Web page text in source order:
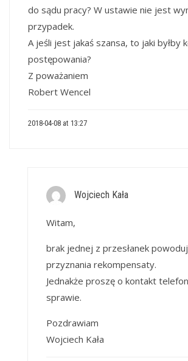
do sądu pracy? W ustawie nie jest
przypadek.
A jeśli jest jakaś szansa, to jaki byłby
postępowania?
Z poważaniem
Robert Wencel
2018-04-08 at 13:27
Wojciech Kała
Witam,
brak jednej z przesłanek
przyznania rekompensaty.
Jednakże proszę o kontakt
sprawie.
Pozdrawiam
Wojciech Kała